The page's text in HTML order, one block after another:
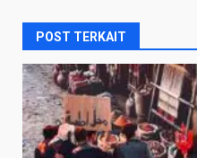
POST TERKAIT